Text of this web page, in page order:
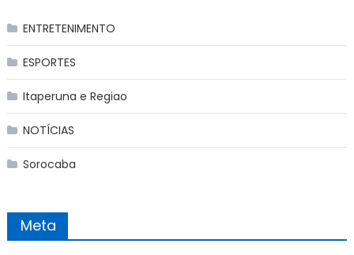
ENTRETENIMENTO
ESPORTES
Itaperuna e Regiao
NOTÍCIAS
Sorocaba
Meta